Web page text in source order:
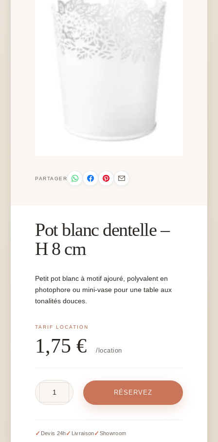
PARTAGER
Pot blanc dentelle –
H 8 cm
Petit pot blanc à motif ajouré, polyvalent en
photophore ou mini-vase pour une table aux
tonalités douces.
1,75€ /location
dentelle
RÉSERVEZ
✓ Devis 24h✓ Livraison✓ Showroom